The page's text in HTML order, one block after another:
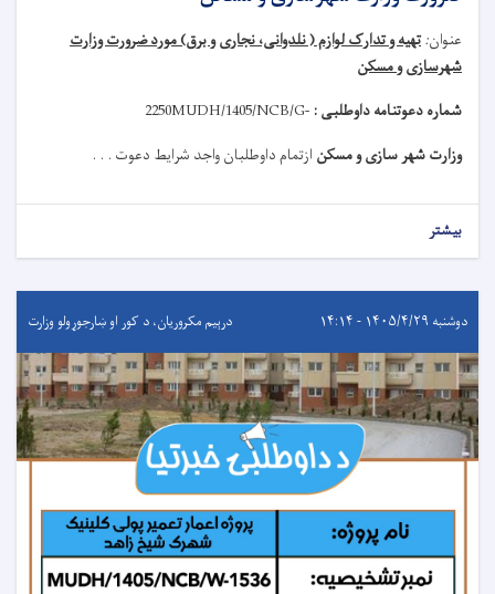
عنوان:تهیه و تدارک لوازم ( نلدوانی، نجاری و برق) مورد ضرورت وزارت
شهرسازی و مسکن
شماره دعوتنامه داوطلبی : MUDH/1405/NCB/G-
2250
وزارت شهر سازی و مسکن ازتمام داوطلبان واجد شرایط دعوت . . .
بیشتر
دوشنبه ۱۴۰۵/۴/۲۹ - ۱۴:۱۴ درېيم مکروریان، د کور او ښارجوړولو وزارت